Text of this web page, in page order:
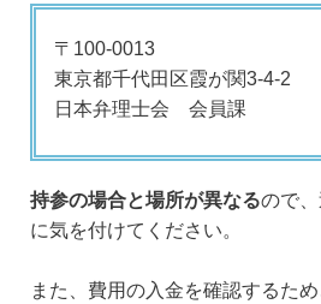
〒100-0013
東京都千代田区霞が関3-4-2
日本弁理士会 会員課
持参の場合と場所が異なるので
に気を付けてください。
また、費用の入金を確認するた